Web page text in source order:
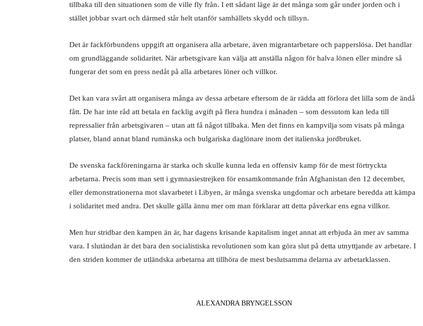
tillbaka till den situationen som de ville fly från. I ett sådant läge är det många som går under jorden och i
stället jobbar svart och därmed står helt utanför samhällets skydd och tillsyn.
Det är fackförbundens uppgift att organisera alla arbetare, även migrantarbetare och papperslösa. Det handlar
om grundläggande solidaritet. När arbetsgivare kan välja att anställa någon för halva lönen eller mindre så
fungerar det som en press nedåt på alla arbetares löner och villkor.
Det kan vara svårt att organisera många av dessa arbetare eftersom de är rädda att förlora det lilla som de ändå
fått. De har inte råd att betala en facklig avgift på flera hundra i månaden – som dessutom kan leda till
repressalier från arbetsgivaren – utan att få något tillbaka. Men det finns en kampvilja som visats på många
platser, bland annat bland rumänska och bulgariska daglönare inom det italienska jordbruket.
De svenska fackföreningarna är starka och skulle kunna leda en offensiv kamp för de mest förtryckta
arbetarna. Precis som man sett i gymnasiestrejken för ensamkommande från Afghanistan den 12 december,
eller demonstrationerna mot slavarbetet i Libyen, är många svenska ungdomar och arbetare beredda att kämpa
i solidaritet med andra. Det skulle gälla ännu mer om man förklarar att detta påverkar ens egna villkor.
Men hur stridbar den kampen än är, har dagens krisande kapitalism inget annat att erbjuda än mer av samma
vara. I slutändan är det bara den socialistiska revolutionen som kan göra slut på detta utnyttjande av arbetare. I
den striden kommer de utländska arbetarna att tillhöra de mest beslutsamma delarna av arbetarklassen.
ALEXANDRA BRYNGELSSON